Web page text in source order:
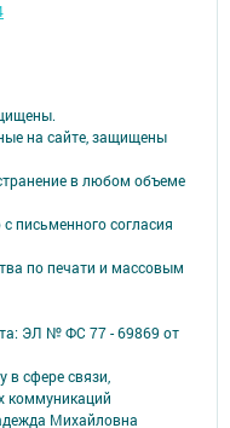
на сайте, защищены
в любом объеме
письменного согласия
по печати и массовым
ЭЛ № ФС 77 - 69869 от
в сфере связи,
коммуникаций
Михайловна